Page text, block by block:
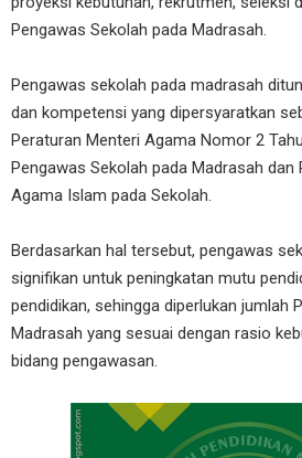
Pengawas Sekolah pada Madrasah.
Pengawas sekolah pada madrasah
dan kompetensi yang dipersyaratkan
Peraturan Menteri Agama Nomor 2
Pengawas Sekolah pada Madrasah dan
Agama Islam pada Sekolah.
Berdasarkan hal tersebut, pengawas
signifikan untuk peningkatan mutu
pendidikan, sehingga diperlukan jumlah
Madrasah yang sesuai dengan rasio
bidang pengawasan.